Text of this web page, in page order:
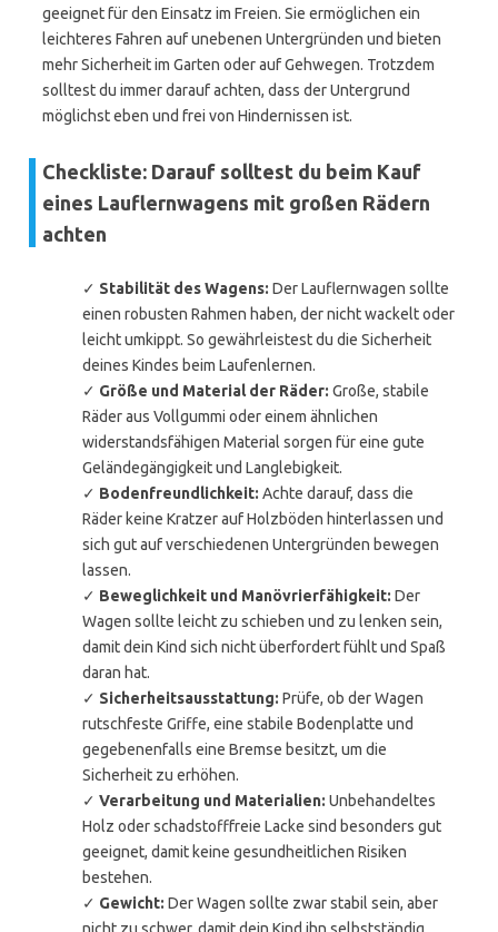
geeignet für den Einsatz im Freien. Sie ermöglichen ein
leichteres Fahren auf unebenen Untergründen und bieten
mehr Sicherheit im Garten oder auf Gehwegen. Trotzdem
solltest du immer darauf achten, dass der Untergrund
möglichst eben und frei von Hindernissen ist.
Checkliste: Darauf solltest du beim Kauf
eines Lauflernwagens mit großen Rädern
achten
✓ Stabilität des Wagens: Der Lauflernwagen sollte
einen robusten Rahmen haben, der nicht wackelt oder
leicht umkippt. So gewährleistest du die Sicherheit
deines Kindes beim Laufenlernen.
✓ Größe und Material der Räder: Große, stabile
Räder aus Vollgummi oder einem ähnlichen
widerstandsfähigen Material sorgen für eine gute
Geländegängigkeit und Langlebigkeit.
✓ Bodenfreundlichkeit: Achte darauf, dass die
Räder keine Kratzer auf Holzböden hinterlassen und
sich gut auf verschiedenen Untergründen bewegen
lassen.
✓ Beweglichkeit und Manövrierfähigkeit: Der
Wagen sollte leicht zu schieben und zu lenken sein,
damit dein Kind sich nicht überfordert fühlt und Spaß
daran hat.
✓ Sicherheitsausstattung: Prüfe, ob der Wagen
rutschfeste Griffe, eine stabile Bodenplatte und
gegebenenfalls eine Bremse besitzt, um die
Sicherheit zu erhöhen.
✓ Verarbeitung und Materialien: Unbehandeltes
Holz oder schadstofffreie Lacke sind besonders gut
geeignet, damit keine gesundheitlichen Risiken
bestehen.
✓ Gewicht: Der Wagen sollte zwar stabil sein, aber